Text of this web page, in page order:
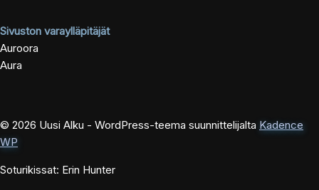
Sivuston varaylläpitäjät
Auroora
Aura
© 2026 Uusi Alku - WordPress-teema suunnittelijalta Kadence
WP
Soturikissat: Erin Hunter